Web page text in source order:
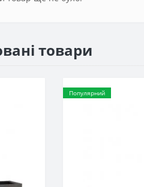
товари
Популярний